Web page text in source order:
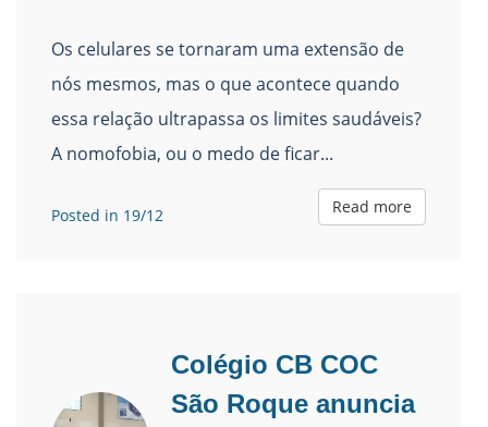
Os celulares se tornaram uma extensão de
nós mesmos, mas o que acontece quando
essa relação ultrapassa os limites saudáveis?
A nomofobia, ou o medo de ficar...
Posted in 19/12 Read more
Colégio CB COC
São Roque anuncia